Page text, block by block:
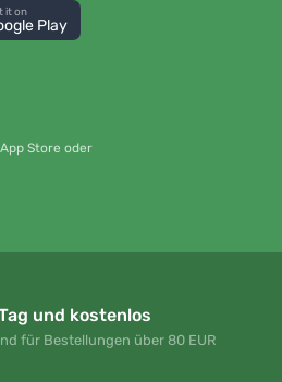
it on
Play
Store oder
und kostenlos
für Bestellungen über 80 EUR